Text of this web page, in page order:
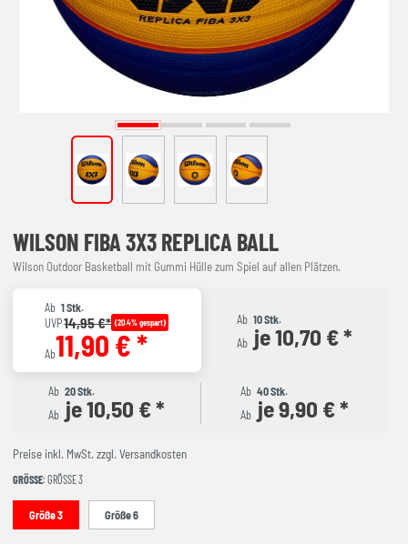
WILSON FIBA 3X3 REPLICA BALL
Wilson Outdoor Basketball mit Gummi Hülle zum Spiel auf allen Plätzen.
Ab 1 Stk.
UVP14,95 €* (20.4% gespart)
Ab11,90 € *
Ab 10 Stk.
Ab je 10,70 € *
Ab 20 Stk.
Ab je 10,50 € *
Ab 40 Stk.
Ab je 9,90 € *
Preise inkl. MwSt. zzgl. Versandkosten
GRÖSSE : GRÖSSE 3
Größe 3 Größe 6